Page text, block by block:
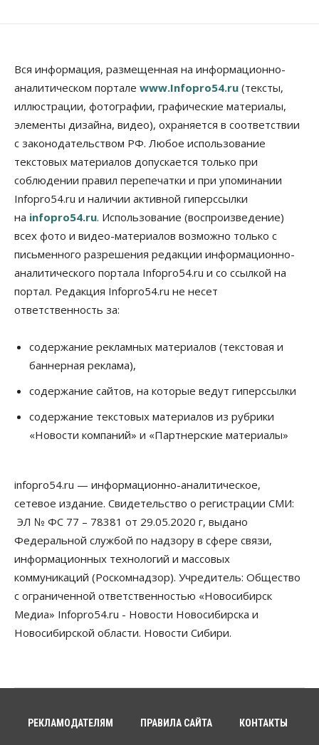
В Новосибирске прошёл митинг
против нового закона о памятниках
07 Августа 2026, 18:00
Бизнес
В аэропорту Толмачёво завершены работы по
бетонированию рулежных дорожек
07 Августа 2026, 17:00
Бизнес Общество
Новосибирцы стали реже оформлять
дома по упрощенной схеме
07 Августа 2026, 16:00
Общество Право&Порядок
Роспотребнадзор изъял почти полторы тонны
мяса в Новосибирской области
Расходы новосибирцев на спорт выросли на 40%
за полгода
07 Августа 2026, 14:35
07 Августа 2026, 14:00
07 Августа 2026, 13:55
Авто Общество
Треть автовладельцев в Новосибирской области
«поставили машины на прикол»
07 Августа 2026, 13:00
Власть
Школы, библиотеки, пешеходные тротуары:
депутаты Госдумы контролируют работы на
социальных объектах
07 Августа 2026, 12:35
Синоптики рассказали о погоде в Новосибирске
Вся информация, размещенная на информационно-
аналитическом портале www.Infopro54.ru (тексты,
иллюстрации, фотографии, графические материалы,
элементы дизайна, видео), охраняется в соответствии
с законодательством РФ. Любое использование
текстовых материалов допускается только при
соблюдении правил перепечатки и при упоминании
Infopro54.ru и наличии активной гиперссылки
на infopro54.ru. Использование (воспроизведение)
всех фото и видео-материалов возможно только с
письменного разрешения редакции информационно-
аналитического портала Infopro54.ru и со ссылкой на
портал. Редакция Infopro54.ru не несет
ответственность за:
содержание рекламных материалов (текстовая и
баннерная реклама),
содержание сайтов, на которые ведут гиперссылки
содержание текстовых материалов из рубрики
«Новости компаний» и «Партнерские материалы»
infopro54.ru — информационно-аналитическое,
сетевое издание. Свидетельство о регистрации СМИ:
ЭЛ № ФС 77 – 78381 от 29.05.2020 г, выдано
Федеральной службой по надзору в сфере связи,
информационных технологий и массовых
коммуникаций (Роскомнадзор). Учредитель: Общество
с ограниченной ответственностью «Новосибирск
Медиа» Infopro54.ru - Новости Новосибирска и
Новосибирской области. Новости Сибири.
РЕКЛАМОДАТЕЛЯМ ПРАВИЛА САЙТА КОНТАКТЫ